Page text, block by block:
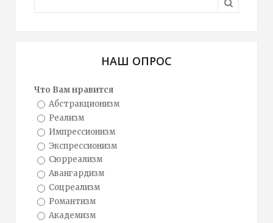
НАШ ОПРОС
Что Вам нравится
Абстракционизм
Реализм
Импрессионизм
Экспрессионизм
Сюрреализм
Авангардизм
Соцреализм
Романтизм
Академизм